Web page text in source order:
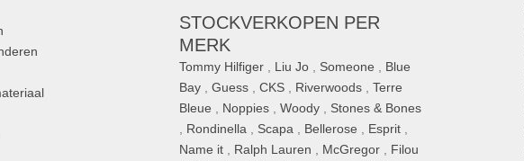
STOCKVERKOPEN PER
MERK
Tommy Hilfiger Liu Jo Someone
Blue
Bay ,Guess ,CKS Riverwoods ,Terre
Bleue
Noppies ,Woody
Stones & Bones
Rondinella Scapa Bellerose Esprit
Name it
Ralph Lauren McGregor
Filou